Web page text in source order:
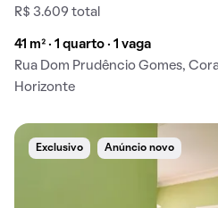
R$ 3.609 total
41 m² · 1 quarto · 1 vaga
Rua Dom Prudêncio Gomes,
Horizonte
Exclusivo Anúncio novo